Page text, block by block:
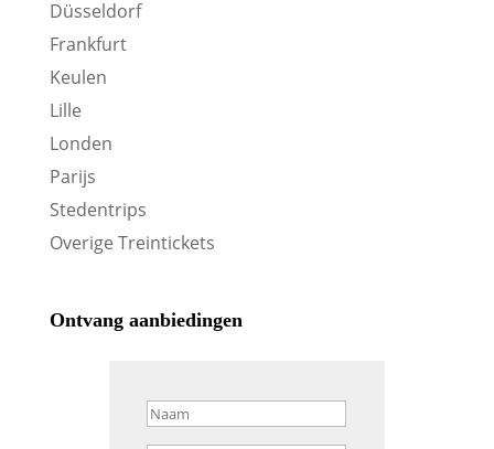
Düsseldorf
Frankfurt
Keulen
Lille
Londen
Parijs
Stedentrips
Overige Treintickets
Ontvang aanbiedingen